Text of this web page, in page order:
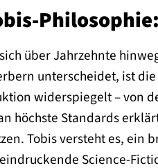
über Jahrzehnte
unterscheidet, ist
widerspiegelt – von
höchste Standards
Tobis versteht es, ein
Science-